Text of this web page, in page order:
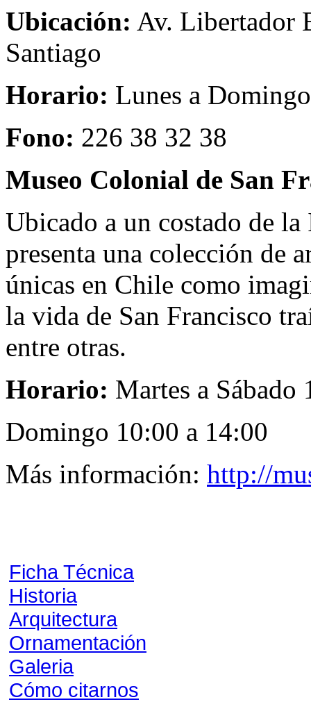
Ubicación: Av. Libertador
Santiago
Horario: Lunes a
Fono: 226 38 32 38
Museo Colonial de San
Ubicado a un costado de
presenta una colección de
únicas en Chile como
la vida de San Francisco
entre otras.
Horario: Martes a
Domingo 10:00 a 14:00
Más información: http://
Ficha Técnica
Historia
Arquitectura
Ornamentación
Galeria
Cómo citarnos